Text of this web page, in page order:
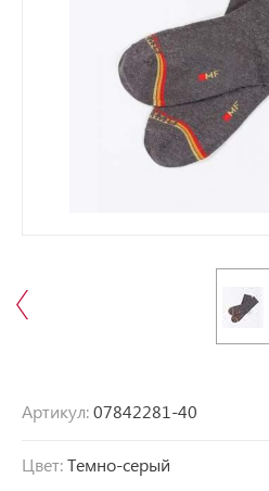
Артикул:07842281-40
Цвет:Темно-серый